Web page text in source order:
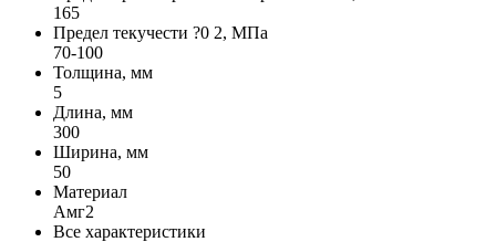
165
Предел текучести ?0 2, МПа
70-100
Толщина, мм
5
Длина, мм
300
Ширина, мм
50
Материал
Амг2
Все характеристики